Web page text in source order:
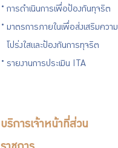
การดำเนินการเพื่อป้องกันทุจริต
มาตรการภายในเพื่อส่งเสริมความ
โปร่งใสและป้องกันการทุจริต
รายงานการประเมิน ITA
บริการเจ้าหน้าที่ส่วน